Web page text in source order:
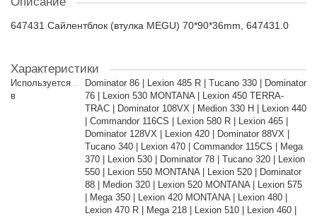
647431 Сайлентблок (втулка MEGU) 70*90*36mm, 647431.0
Характеристики
Используется
в
Dominator 86 | Lexion 485 R | Tucano 330 | Dominator
76 | Lexion 530 MONTANA | Lexion 450 TERRA-
TRAC | Dominator 108VX | Medion 330 H | Lexion 440
| Commandor 116CS | Lexion 580 R | Lexion 465 |
Dominator 128VX | Lexion 420 | Dominator 88VX |
Tucano 340 | Lexion 470 | Commandor 115CS | Mega
370 | Lexion 530 | Dominator 78 | Tucano 320 | Lexion
550 | Lexion 550 MONTANA | Lexion 520 | Dominator
88 | Medion 320 | Lexion 520 MONTANA | Lexion 575
| Mega 350 | Lexion 420 MONTANA | Lexion 480 |
Lexion 470 R | Mega 218 | Lexion 510 | Lexion 460 |